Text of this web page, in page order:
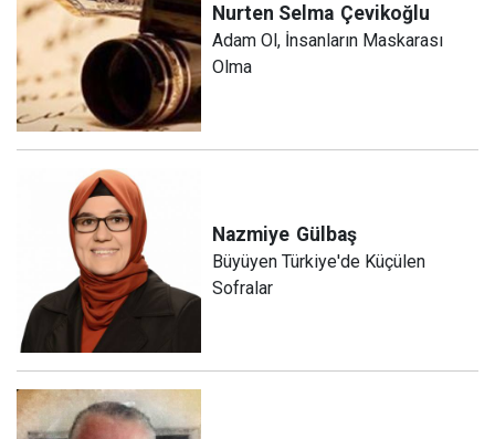
Nurten Selma Çevikoğlu
Adam Ol, İnsanların Maskarası
Olma
Nazmiye Gülbaş
Büyüyen Türkiye'de Küçülen
Sofralar